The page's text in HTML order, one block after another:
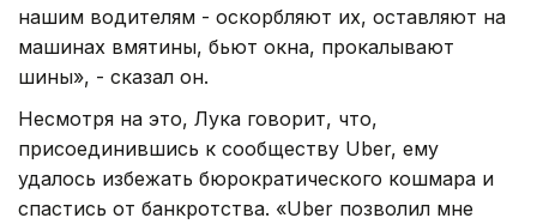
нашим водителям - оскорбляют их, оставляют на
машинах вмятины, бьют окна, прокалывают
шины», - сказал он.
Несмотря на это, Лука говорит, что,
присоединившись к сообществу Uber, ему
удалось избежать бюрократического кошмара и
спастись от банкротства. «Uber позволил мне